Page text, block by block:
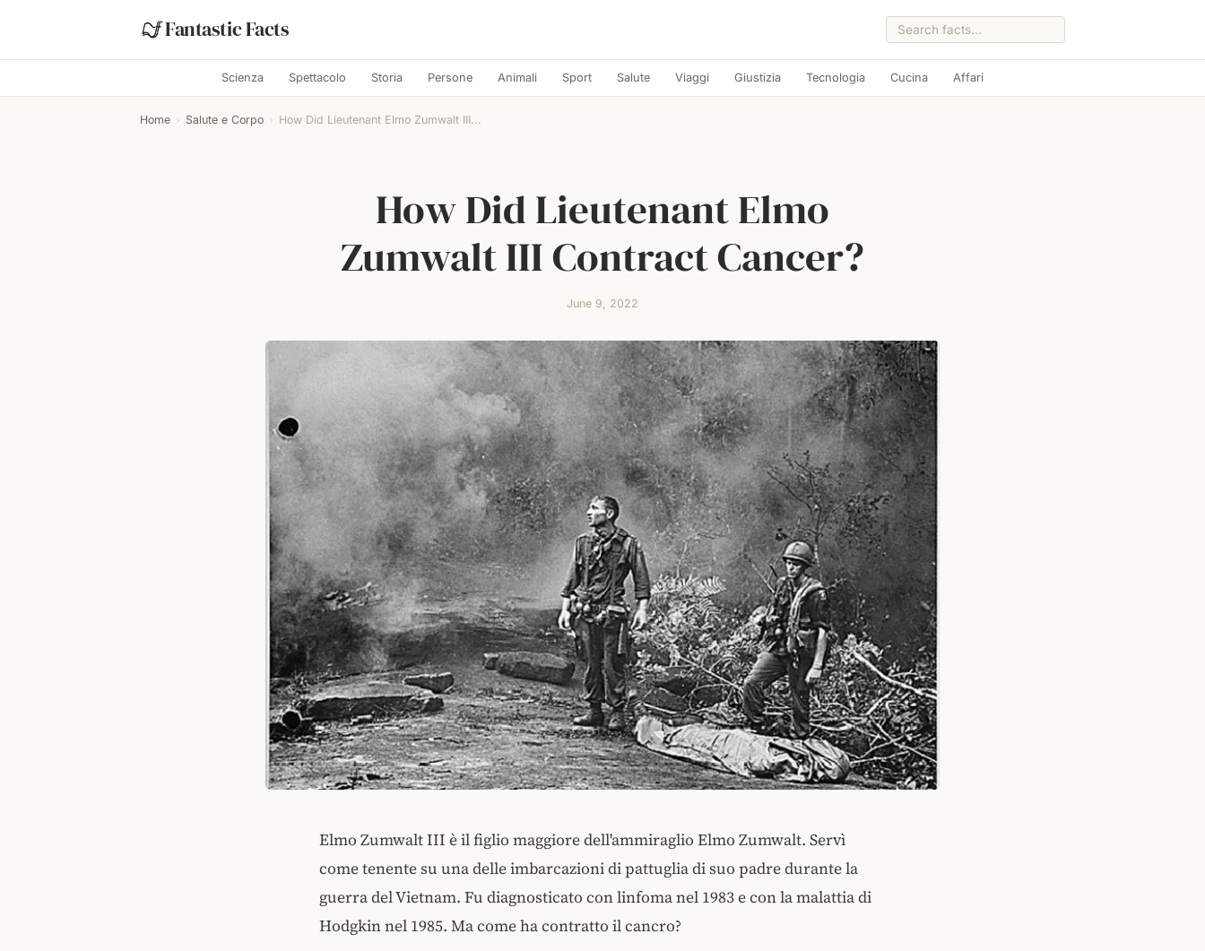
Fantastic Facts
Scienza Spettacolo Storia Persone Animali Sport Salute Viaggi Giustizia Tecnologia Cucina Affari
Home › Salute e Corpo › How Did Lieutenant Elmo Zumwalt III...
How Did Lieutenant Elmo
Zumwalt III Contract Cancer?
June 9, 2022
Elmo Zumwalt III è il figlio maggiore dell'ammiraglio Elmo Zumwalt. Servì
come tenente su una delle imbarcazioni di pattuglia di suo padre durante la
guerra del Vietnam. Fu diagnosticato con linfoma nel 1983 e con la malattia di
Hodgkin nel 1985. Ma come ha contratto il cancro?